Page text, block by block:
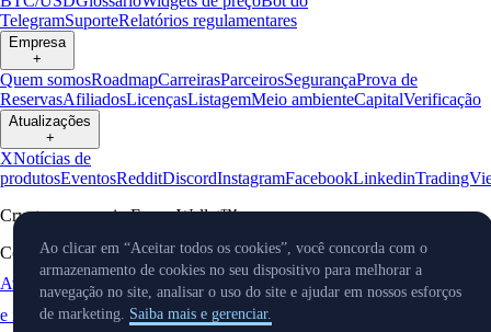
TelegramSuporteRelatórios regulamentares
Empresa
+
Quem somosRoadmapCarreirasParceirosSegurançaProva de
ReservasAfiliadosLicençasListagemMeio ambienteCapitalVerificação
Atualizações
+
XNotícias de
produtosEventosRedditDiscordInstagramFacebookLinkedin
Cryptocurrency in Every Wallet™
Copyright © 2018 - 2026 Crypto.com. Todos os direitos reservados.
Aviso de Privacidade
Status Preferências de cookies
Localização
e idioma
Ao clicar em “Aceitar todos os cookies”, você concorda com o
armazenamento de cookies no seu dispositivo para melhorar a
navegação no site, analisar o uso do site e ajudar em nossos esforços
de marketing. Saiba mais e gerenciar.